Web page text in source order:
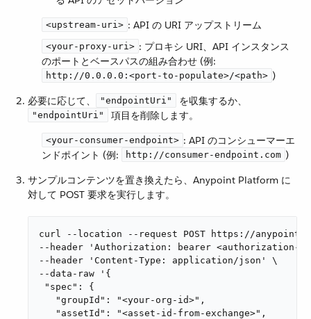
<upstream-uri> ​: API の URI アップストリーム
<your-proxy-uri> ​: プロキシ URI、API インスタンス
のポートとベースパスの組み合わせ (例:
http://0.0.0.0:<port-to-populate>/<path> ​)
必要に応じて、​
"endpointUri" ​ を収集するか、​
"endpointUri" ​ 項目を削除します。
<your-consumer-endpoint> ​: API のコンシューマーエ
ンドポイント (例:
http://consumer-endpoint.com ​)
サンプルコンテンツを置き換えたら、Anypoint Platform に
対して POST 要求を実行します。
curl --location --request POST https://
--header 'Authorization: bearer <authorization-
--header 'Content-Type: application/json' \
--data-raw '{
"spec": {
   "groupId": "<your-org-id>",
   "assetId": "<asset-id-from-exchange>",